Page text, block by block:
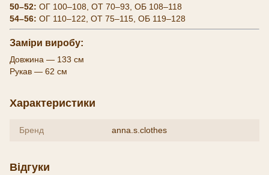
50–52: ОГ 100–108, ОТ 70–93, ОБ 108–118
54–56: ОГ 110–122, ОТ 75–115, ОБ 119–128
Заміри виробу:
Довжина — 133 см
Рукав — 62 см
Характеристики
Бренд anna.s.clothes
Відгуки